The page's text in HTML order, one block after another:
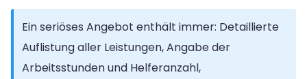
Ein seriöses Angebot enthält immer: Detaillierte
Auflistung aller Leistungen, Angabe der
Arbeitsstunden und Helferanzahl,